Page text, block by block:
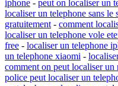
iphone - peut on localiser un
localiser un telephone sans le
gratuitement - comment
localiser un telephone vole
free - localiser un telephone
un telephone xiaomi -
comment on peut localiser un
police peut localiser un